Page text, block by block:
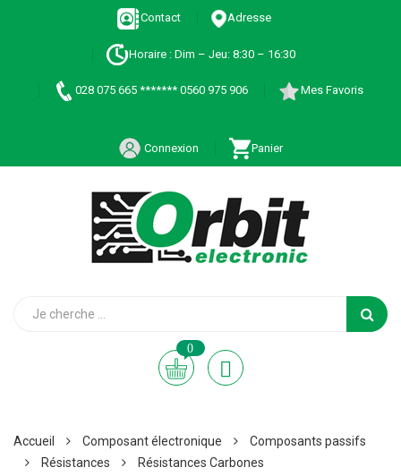
Contact Adresse
Horaire : Dim – Jeu: 8:30 – 16:30
028 075 665 ******* 0560 975 906 Mes Favoris
Connexion Panier
0
Accueil Composant électronique
Composants passifs
Résistances
Résistances Carbones